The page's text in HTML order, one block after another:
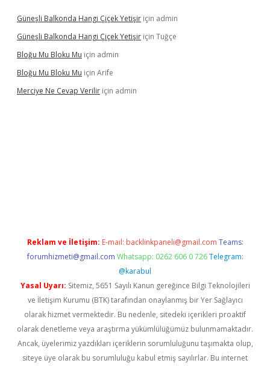
Güneşli Balkonda Hangi Çiçek Yetişir için admin
Güneşli Balkonda Hangi Çiçek Yetişir için Tuğçe
Bloğu Mu Bloku Mu için admin
Bloğu Mu Bloku Mu için Arife
Merciye Ne Cevap Verilir için admin
Reklam ve İletişim: E-mail: backlinkpaneli@gmail.com Teams:
forumhizmeti@gmail.com Whatsapp: 0262 606 0 726 Telegram:
@karabul
Yasal Uyarı: Sitemiz, 5651 Sayılı Kanun gereğince Bilgi Teknolojileri
ve İletişim Kurumu (BTK) tarafından onaylanmış bir Yer Sağlayıcı
olarak hizmet vermektedir. Bu nedenle, sitedeki içerikleri proaktif
olarak denetleme veya araştırma yükümlülüğümüz bulunmamaktadır.
Ancak, üyelerimiz yazdıkları içeriklerin sorumluluğunu taşımakta olup,
siteye üye olarak bu sorumluluğu kabul etmiş sayılırlar. Bu internet